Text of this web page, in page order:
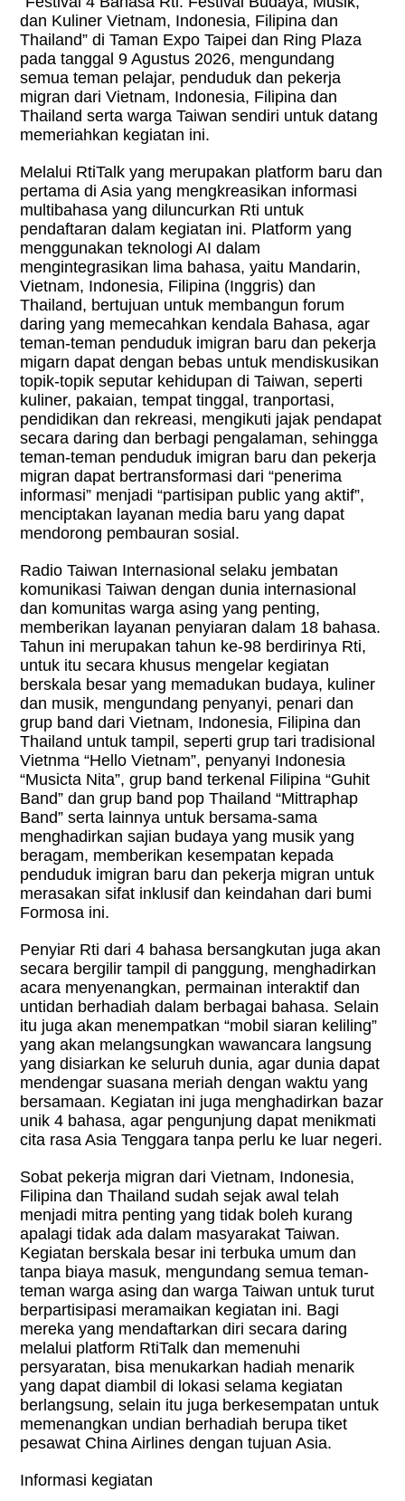
dan Kuliner Vietnam, Indonesia, Filipina dan
Thailand” di Taman Expo Taipei dan Ring Plaza
pada tanggal 9 Agustus 2026, mengundang
semua teman pelajar, penduduk dan pekerja
migran dari Vietnam, Indonesia, Filipina dan
Thailand serta warga Taiwan sendiri untuk datang
memeriahkan kegiatan ini.
Melalui RtiTalk yang merupakan platform baru dan
pertama di Asia yang mengkreasikan informasi
multibahasa yang diluncurkan Rti untuk
pendaftaran dalam kegiatan ini. Platform yang
menggunakan teknologi AI dalam
mengintegrasikan lima bahasa, yaitu Mandarin,
Vietnam, Indonesia, Filipina (Inggris) dan
Thailand, bertujuan untuk membangun forum
daring yang memecahkan kendala Bahasa, agar
teman-teman penduduk imigran baru dan pekerja
migarn dapat dengan bebas untuk mendiskusikan
topik-topik seputar kehidupan di Taiwan, seperti
kuliner, pakaian, tempat tinggal, tranportasi,
pendidikan dan rekreasi, mengikuti jajak pendapat
secara daring dan berbagi pengalaman, sehingga
teman-teman penduduk imigran baru dan pekerja
migran dapat bertransformasi dari “penerima
informasi” menjadi“partisipan public yang aktif”,
menciptakan layanan media baru yang dapat
mendorong pembauran sosial.
Radio Taiwan Internasional selaku jembatan
komunikasi Taiwan dengan dunia internasional
dan komunitas warga asing yang penting,
memberikan layanan penyiaran dalam 18 bahasa.
Tahun ini merupakan tahun ke-98 berdirinya Rti,
untuk itu secara khusus mengelar kegiatan
berskala besar yang memadukan budaya, kuliner
dan musik, mengundang penyanyi, penari dan
grup band dari Vietnam, Indonesia, Filipina dan
Thailand untuk tampil, seperti grup tari tradisional
Vietnma “Hello Vietnam”, penyanyi Indonesia
“Musicta Nita”, grup band terkenal Filipina “Guhit
Band” dan grup band pop Thailand “Mittraphap
Band” serta lainnya untuk bersama-sama
menghadirkan sajian budaya yang musik yang
beragam, memberikan kesempatan kepada
penduduk imigran baru dan pekerja migran untuk
merasakan sifat inklusif dan keindahan dari bumi
Formosa ini.
Penyiar Rti dari 4 bahasa bersangkutan juga akan
secara bergilir tampil di panggung, menghadirkan
acara menyenangkan, permainan interaktif dan
untidan berhadiah dalam berbagai bahasa. Selain
itu juga akan menempatkan “mobil siaran keliling”
yang akan melangsungkan wawancara langsung
yang disiarkan ke seluruh dunia, agar dunia dapat
mendengar suasana meriah dengan waktu yang
bersamaan. Kegiatan ini juga menghadirkan bazar
unik 4 bahasa, agar pengunjung dapat menikmati
cita rasa Asia Tenggara tanpa perlu ke luar negeri.
Sobat pekerja migran dari Vietnam, Indonesia,
Filipina dan Thailand sudah sejak awal telah
menjadi mitra penting yang tidak boleh kurang
apalagi tidak ada dalam masyarakat Taiwan.
Kegiatan berskala besar ini terbuka umum dan
tanpa biaya masuk, mengundang semua teman-
teman warga asing dan warga Taiwan untuk turut
berpartisipasi meramaikan kegiatan ini. Bagi
mereka yang mendaftarkan diri secara daring
melalui platform RtiTalk dan memenuhi
persyaratan, bisa menukarkan hadiah menarik
yang dapat diambil di lokasi selama kegiatan
berlangsung, selain itu juga berkesempatan untuk
memenangkan undian berhadiah berupa tiket
pesawat China Airlines dengan tujuan Asia.
Informasi kegiatan